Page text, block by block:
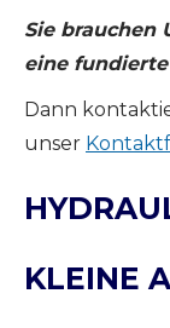
Sie brauchen
eine
Dann
unser
KLEINE